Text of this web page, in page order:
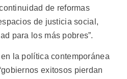
de reformas
de justicia social,
para los más pobres”.
la política contemporánea
exitosos pierdan